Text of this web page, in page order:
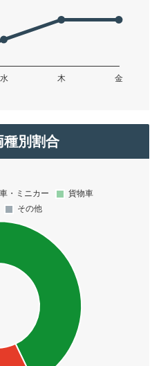
種別割合